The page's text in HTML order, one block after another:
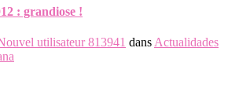
: grandiose !
utilisateur 813941 dans Actualidades